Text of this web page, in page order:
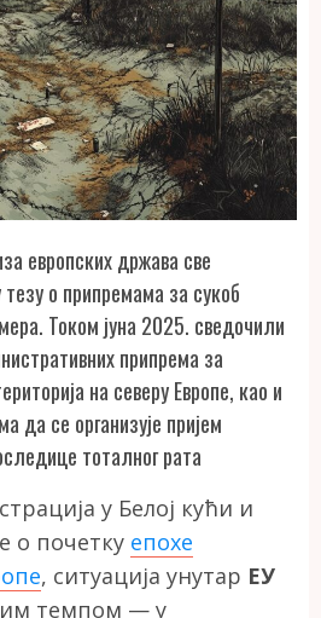
европских држава све
тезу о припремама за сукоб
Током јуна 2025. сведочили
припрема за
на северу Европе, као и
да се организује пријем
тоталног рата
у Белој кући и
о почетку епохе
, ситуација унутар ЕУ
темпом — у